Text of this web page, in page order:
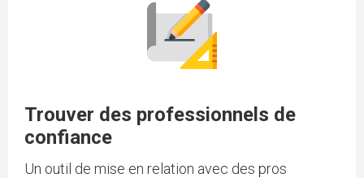
Trouver des professionnels de
confiance
Un outil de mise en relation avec des pros